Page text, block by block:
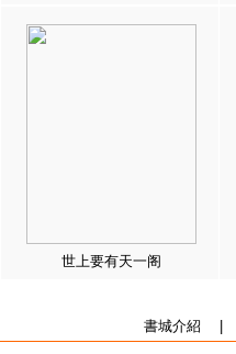
世上要有天一阁
書城介紹